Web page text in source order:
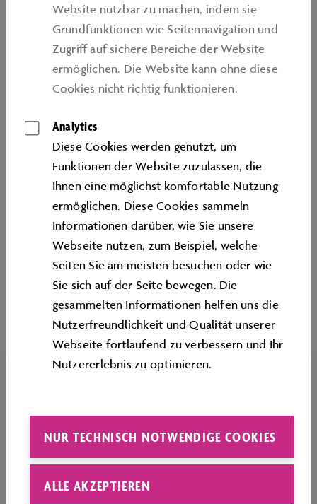
exemplarisch für die moderne Prototypen-Generation
im Motorsport und verkörpert höchste Performance
und technologische Präzision. Als „Weltmeister“ steht
der Porsche 911 RSR für herausragende Erfolge und
jahrzehntelange Rennsporttradition. Eingebettet in
vermitteln die beiden Autos eindrucksvoll die
Geschwindigkeit, Präzision und Leidenschaft des
Motorsports. Die Lichtinstallation „Raceborn“
verstärkt dieses Erlebnis.
Begleitende Filme geben spannende Einblicke in die
Faszination, das Know-how und die Entwicklung hinter
den Erfolgen von Porsche.
Website nutzbar zu machen, indem sie
Grundfunktionen wie Seitennavigation und
Zugriﬀ auf sichere Bereiche der Website
ermöglichen. Die Website kann ohne diese
Cookies nicht richtig funktionieren.
Analytics
Diese Cookies werden genutzt, um
Funktionen der Website zuzulassen, die
Ihnen eine möglichst komfortable Nutzung
ermöglichen. Diese Cookies sammeln
Informationen darüber, wie Sie unsere
Webseite nutzen, zum Beispiel, welche
Seiten Sie am meisten besuchen oder wie
Sie sich auf der Seite bewegen. Die
gesammelten Informationen helfen uns die
Nutzerfreundlichkeit und Qualität unserer
Webseite fortlaufend zu verbessern und Ihr
Nutzererlebnis zu optimieren.
NUR TECHNISCH NOTWENDIGE COOKIES
ALLE AKZEPTIEREN